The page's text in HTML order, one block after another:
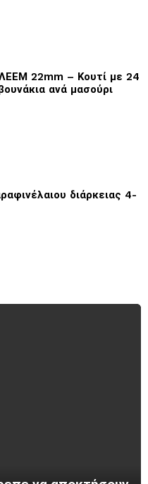
22mm – Κουτί με 24
ανά μασούρι
διάρκειας 4-